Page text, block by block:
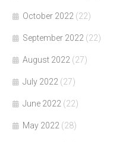
October 2022 (22)
September 2022 (22)
August 2022 (27)
July 2022 (27)
June 2022 (22)
May 2022 (28)